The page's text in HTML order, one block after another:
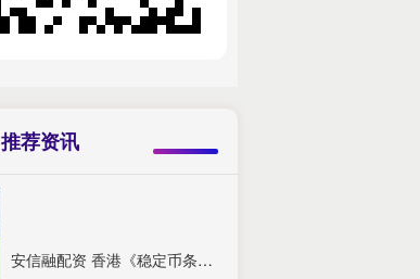
推荐资讯
安信融配资 香港《稳定币条例》生效 业界：虚拟资产产业迈向成熟重要一步